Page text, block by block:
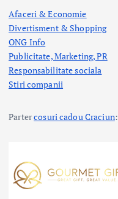
Afaceri & Economie
Divertisment & Shopping
ONG Info
Publicitate, Marketing, PR
Responsabilitate sociala
Stiri companii
Partercosuri cadou Craciun: